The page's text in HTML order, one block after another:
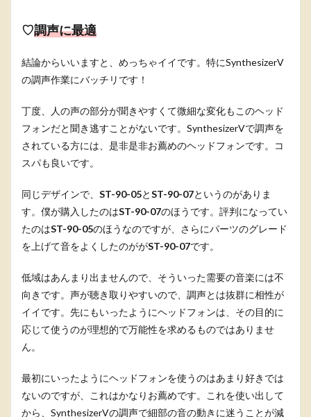
♡調声に最適
結論からいいますと、めっちゃイイです。特にSynthesizerV
の調声作業にバッチリです！
丁度、人の声の部分が聞きやすくて微細な変化もこのヘッド
フォンだと聞き逃すことがないです。SynthesizerVで調声を
されている方には、是非是非お薦めのヘッドフォンです。コ
スパも良いです。
同じデザインで、 ST-90-05とST-90-07というのがありま
す。僕が購入したのはST-90-07のほうです。評判になってい
たのはST-90-05のほうなのですが、さらにパーツのグレード
を上げて音をよくしたのががST-90-07です。
低域はあんまり出ませんので、そういった需要の音楽には不
向きです。声が聴き取りやすいので、調声とは抜群に相性が
イイです。先にもいったようにヘッドフォンは、その目的に
応じて使うのが理想的で万能性を求めるものではありませ
ん。
最初にいったようにヘッドフォンを使うのはあまり好きでは
ないのですが、これはかなりお薦めです。これを使い出して
から、SynthesizerVの調声で細部の音の動きに迷うことが減